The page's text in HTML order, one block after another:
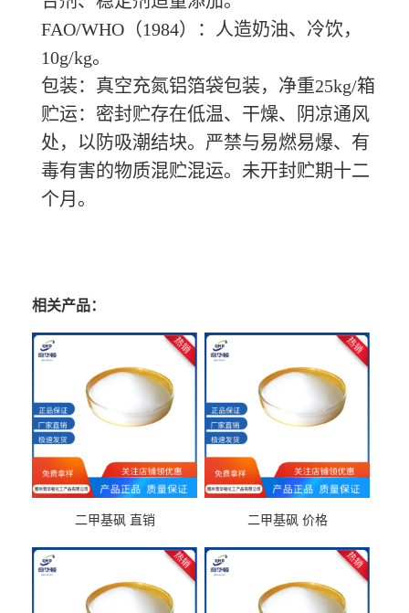
FAO/WHO（1984）：人造奶油、冷饮，
10g/kg。
包装：真空充氮铝箔袋包装，净重25kg/箱
贮运：密封贮存在低温、干燥、阴凉通风
处，以防吸潮结块。严禁与易燃易爆、有
毒有害的物质混贮混运。未开封贮期十二
个月。
相关产品：
二甲基砜 直销 二甲基砜 价格